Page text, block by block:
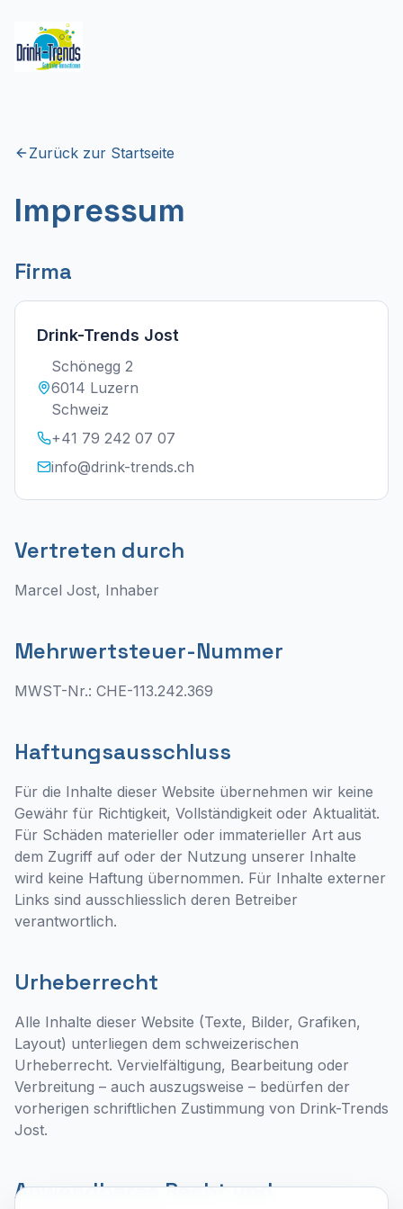
Zurück zur Startseite
Impressum
Firma
Drink-Trends Jost
Schönegg 2
6014 Luzern
Schweiz
+41 79 242 07 07
info@drink-trends.ch
Vertreten durch
Marcel Jost, Inhaber
Mehrwertsteuer-Nummer
MWST-Nr.: CHE-113.242.369
Haftungsausschluss
Für die Inhalte dieser Website übernehmen wir keine
Gewähr für Richtigkeit, Vollständigkeit oder Aktualität.
Für Schäden materieller oder immaterieller Art aus
dem Zugriff auf oder der Nutzung unserer Inhalte
wird keine Haftung übernommen. Für Inhalte externer
Links sind ausschliesslich deren Betreiber
verantwortlich.
Urheberrecht
Alle Inhalte dieser Website (Texte, Bilder, Grafiken,
Layout) unterliegen dem schweizerischen
Urheberrecht. Vervielfältigung, Bearbeitung oder
Verbreitung – auch auszugsweise – bedürfen der
vorherigen schriftlichen Zustimmung von Drink-Trends
Jost.
Anwendbares Recht und